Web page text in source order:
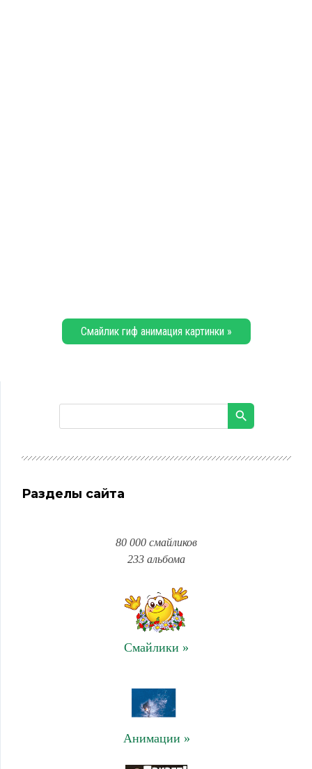
Смайлик гиф анимация картинки »
Разделы сайта
80 000 смайликов
233 альбома
Смайлики »
Анимации »